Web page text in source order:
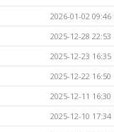
2026-01-02 09:46
2025-12-28 22:53
2025-12-23 16:35
2025-12-22 16:50
2025-12-11 16:30
2025-12-10 17:34